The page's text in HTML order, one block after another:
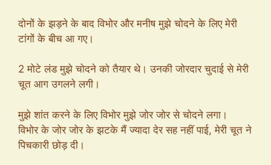
दोनों के झड़ने के बाद विभोर और मनीष मुझे चोदने के लिए मेरी
टांगों के बीच आ गए।
2 मोटे लंड मुझे चोदने को तैयार थे। उनकी जोरदार चुदाई से मेरी
चूत आग उगलने लगी।
मुझे शांत करने के लिए विभोर मुझे जोर जोर से चोदने लगा।
विभोर के जोर जोर के झटके मैं ज्यादा देर सह नहीं पाई, मेरी चूत ने
पिचकारी छोड़ दी।